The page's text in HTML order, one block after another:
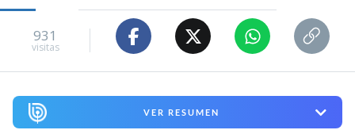
931
visitas
VER RESUMEN